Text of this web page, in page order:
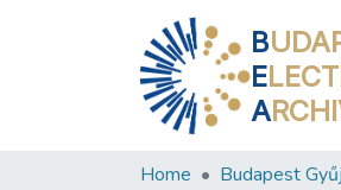
B
E
A
Home Budapest